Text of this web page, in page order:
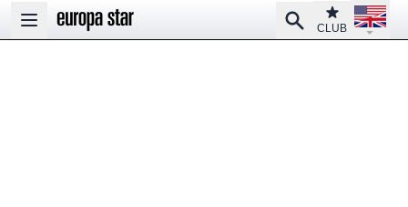
Open main menu
SearchClub
CLUB
Open